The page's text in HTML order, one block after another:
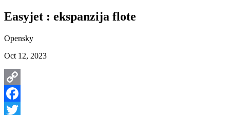
Easyjet : ekspanzija flote
Opensky
Oct 12, 2023
Copy
Link
Facebook